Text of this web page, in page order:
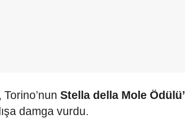
Stella della Mole Ödülü’
damga vurdu.